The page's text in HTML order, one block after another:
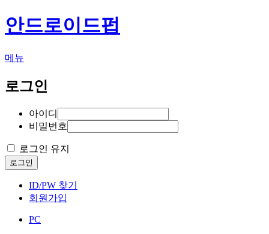
안드로이드펍
메뉴
로그인
아이디
비밀번호
로그인 유지
로그인
ID/PW 찾기
회원가입
PC